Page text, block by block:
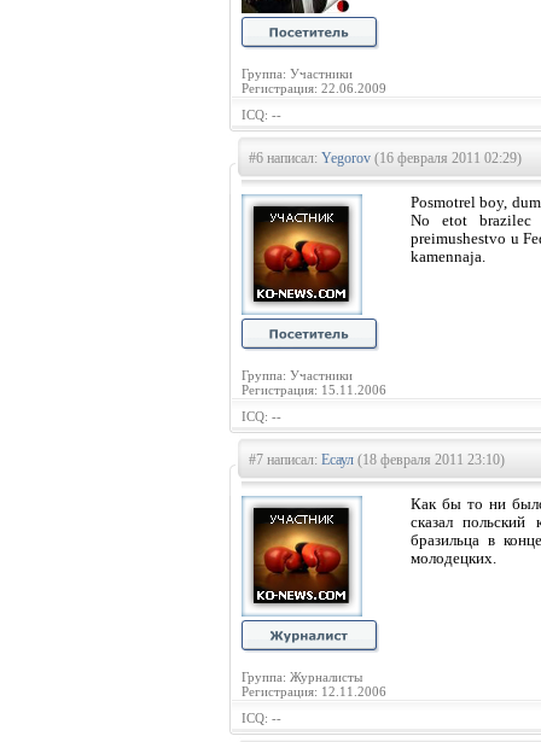
Группа: Участники
Регистрация: 22.06.2009
ICQ: --
#6 написал: Yegorov (16 февраля 2011 02:29)
Группа: Участники
Регистрация: 15.11.2006
Posmotrel boy,
No etot brazilec
preimushestvo u
kamennaja.
ICQ: --
#7 написал: Есаул (18 февраля 2011 23:10)
Группа: Журналисты
Регистрация: 12.11.2006
Как бы то ни
сказал
бразильца в
молодецких.
ICQ: --